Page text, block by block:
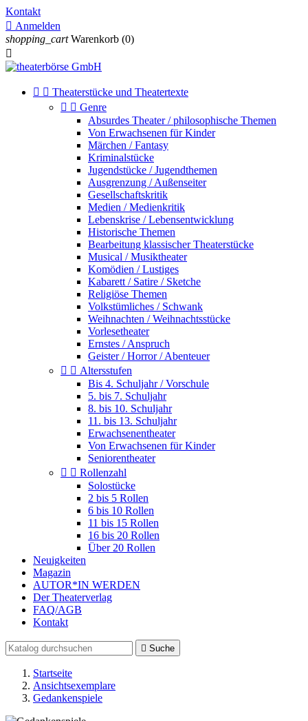
Kontakt
 Anmelden
shopping_cart Warenkorb (0)

  Theaterstücke und Theatertexte
  Genre
Absurdes Theater / philosophische Themen
Von Erwachsenen für Kinder
Märchen / Fantasy
Kriminalstücke
Jugendstücke / Jugendthemen
Ausgrenzung / Außenseiter
Gesellschaftskritik
Medien / Medienkritik
Lebenskrise / Lebensentwicklung
Historische Themen
Bearbeitung klassischer Theaterstücke
Musical / Musiktheater
Komödien / Lustiges
Kabarett / Satire / Sketche
Religiöse Themen
Volkstümliches / Schwank
Weihnachten / Weihnachtsstücke
Vorlesetheater
Ernstes / Anspruch
Geister / Horror / Abenteuer
  Altersstufen
Bis 4. Schuljahr / Vorschule
5. bis 7. Schuljahr
8. bis 10. Schuljahr
11. bis 13. Schuljahr
Erwachsenentheater
Von Erwachsenen für Kinder
Seniorentheater
  Rollenzahl
Solostücke
2 bis 5 Rollen
6 bis 10 Rollen
11 bis 15 Rollen
16 bis 20 Rollen
Über 20 Rollen
Neuigkeiten
Magazin
AUTOR*IN WERDEN
Der Theaterverlag
FAQ/AGB
Kontakt
 Suche
Startseite
Ansichtsexemplare
Gedankenspiele